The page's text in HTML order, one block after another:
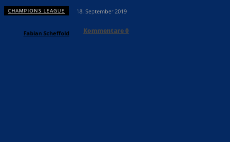
CHAMPIONS LEAGUE 18. September 2019
Fabian Scheffold Kommentare0